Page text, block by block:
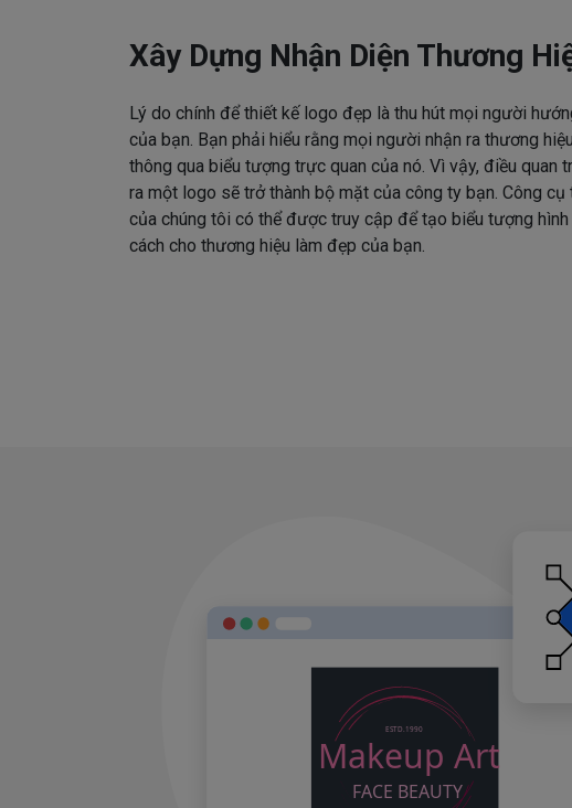
Xây Dựng Nhận Diện Thương
Lý do chính để thiết kế logo đẹp là thu hút mọi người
của bạn. Bạn phải hiểu rằng mọi người nhận ra thương
thông qua biểu tượng trực quan của nó. Vì vậy, điều quan
ra một logo sẽ trở thành bộ mặt của công ty bạn. Công
của chúng tôi có thể được truy cập để tạo biểu tượng
cách cho thương hiệu làm đẹp của bạn.